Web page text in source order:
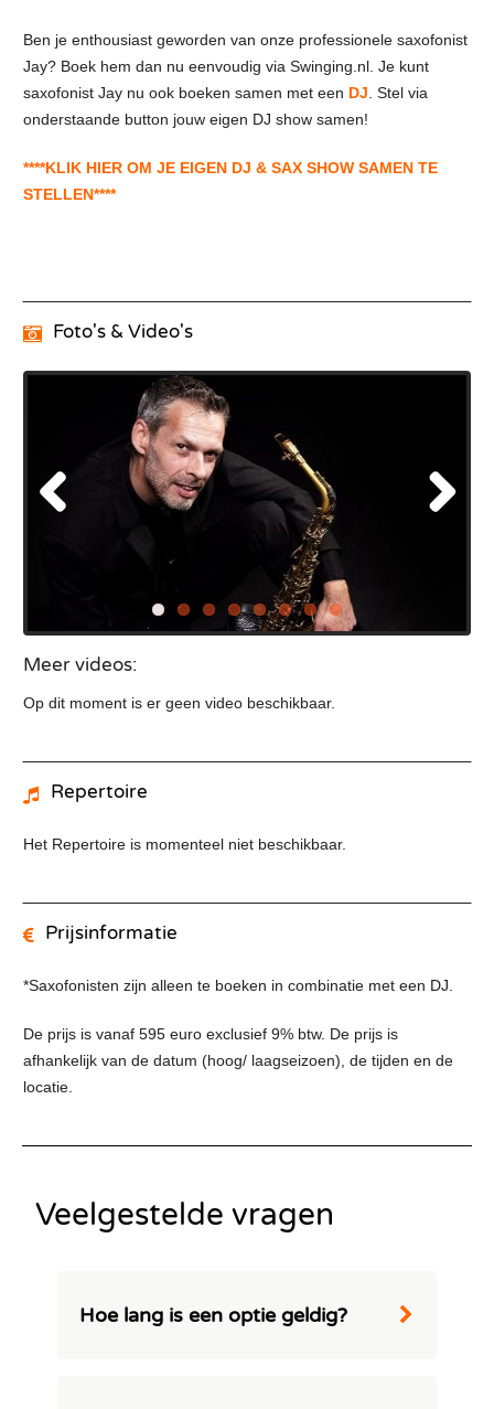
Ben je enthousiast geworden van onze professionele saxofonist
Jay? Boek hem dan nu eenvoudig via Swinging.nl. Je kunt
saxofonist Jay nu ook boeken samen met een DJ . Stel via
onderstaande button jouw eigen DJ show samen!
****KLIK HIER OM JE EIGEN DJ & SAX SHOW SAMEN TE
STELLEN****
Foto's & Video's
Meer videos:
Op dit moment is er geen video beschikbaar.
Repertoire
Het Repertoire is momenteel niet beschikbaar.
Prijsinformatie
*Saxofonisten zijn alleen te boeken in combinatie met een DJ.
De prijs is vanaf 595 euro exclusief 9% btw. De prijs is
afhankelijk van de datum (hoog/ laagseizoen), de tijden en de
locatie.
Veelgestelde vragen
Hoe lang is een optie geldig?